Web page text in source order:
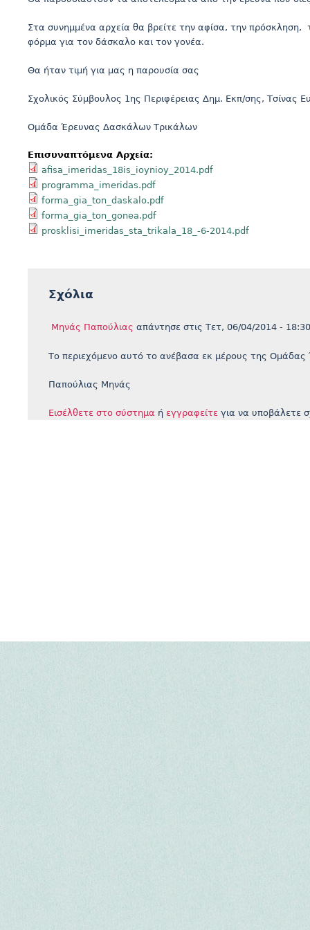
Στα συνημμένα αρχεία θα βρείτε την αφίσα, την
φόρμα για τον δάσκαλο και τον γονέα.
Θα ήταν τιμή για μας η παρουσία σας
Σχολικός Σύμβουλος 1ης Περιφέρειας Δημ. Εκπ/σης, Τσίνας
Ομάδα Έρευνας Δασκάλων Τρικάλων
Επισυναπτόμενα Αρχεία:
afisa_imeridas_18is_ioynioy_2014.pdf
programma_imeridas.pdf
forma_gia_ton_daskalo.pdf
forma_gia_ton_gonea.pdf
prosklisi_imeridas_sta_trikala_18_-6-2014.pdf
Σχόλια
Μηνάς Παπούλιας απάντησε στις Τετ, 06/04/2014 - 18:30
Το περιεχόμενο αυτό το ανέβασα εκ μέρους της
Παπούλιας Μηνάς
Εισέλθετε στο σύστημα ή εγγραφείτε για να υποβάλετε